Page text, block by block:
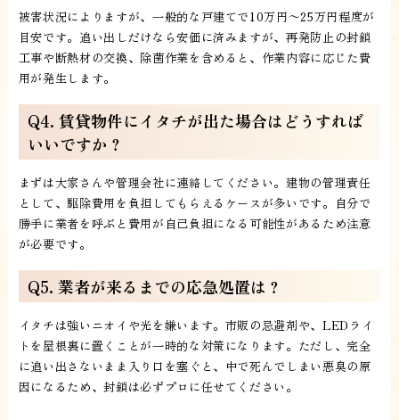
被害状況によりますが、一般的な戸建てで10万円〜25万円程度が
目安です。追い出しだけなら安価に済みますが、再発防止の封鎖
工事や断熱材の交換、除菌作業を含めると、作業内容に応じた費
用が発生します。
Q4. 賃貸物件にイタチが出た場合はどうすれば
いいですか？
まずは大家さんや管理会社に連絡してください。建物の管理責任
として、駆除費用を負担してもらえるケースが多いです。自分で
勝手に業者を呼ぶと費用が自己負担になる可能性があるため注意
が必要です。
Q5. 業者が来るまでの応急処置は？
イタチは強いニオイや光を嫌います。市販の忌避剤や、LEDライ
トを屋根裏に置くことが一時的な対策になります。ただし、完全
に追い出さないまま入り口を塞ぐと、中で死んでしまい悪臭の原
因になるため、封鎖は必ずプロに任せてください。